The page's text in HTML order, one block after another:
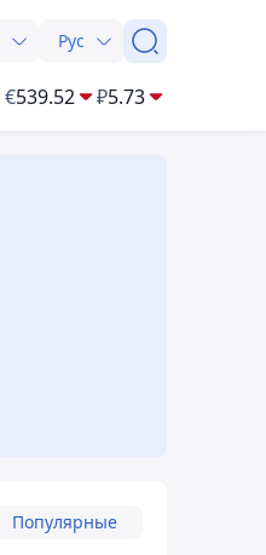
Рус
€539.52 ₽5.73
Популярные